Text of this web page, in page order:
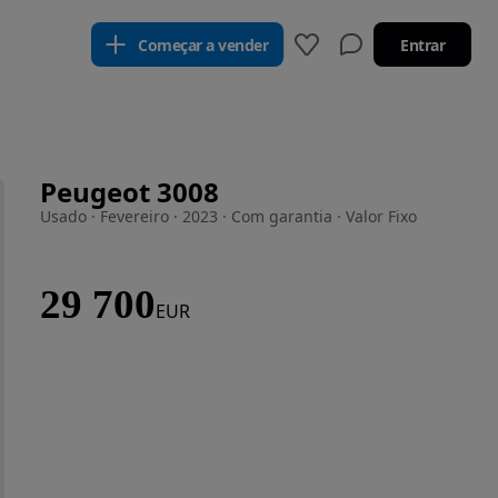
Começar a vender Entrar
Peugeot 3008
Usado · Fevereiro · 2023 · Com garantia · Valor Fixo
29 700EUR